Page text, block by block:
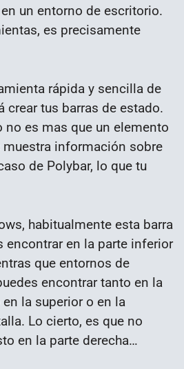
un entorno de escritorio.
es precisamente
rápida y sencilla de
crear tus barras de estado.
no es mas que un elemento
muestra información sobre
de Polybar, lo que tu
habitualmente esta barra
encontrar en la parte inferior
que entornos de
encontrar tanto en la
la superior o en la
Lo cierto, es que no
en la parte derecha…